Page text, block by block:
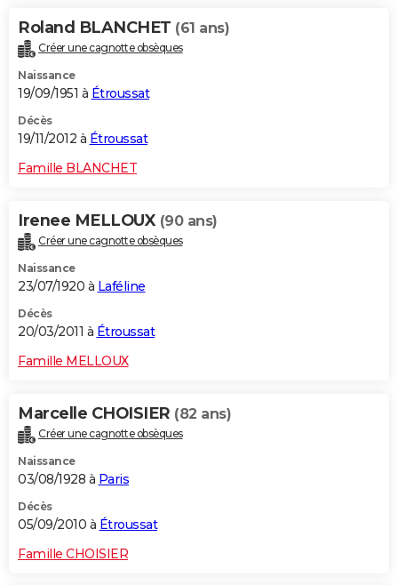
Roland BLANCHET (61 ans)
Créer une cagnotte obsèques
Naissance
19/09/1951 à Étroussat
Décès
19/11/2012 à Étroussat
Famille BLANCHET
Irenee MELLOUX (90 ans)
Créer une cagnotte obsèques
Naissance
23/07/1920 à Laféline
Décès
20/03/2011 à Étroussat
Famille MELLOUX
Marcelle CHOISIER (82 ans)
Créer une cagnotte obsèques
Naissance
03/08/1928 à Paris
Décès
05/09/2010 à Étroussat
Famille CHOISIER